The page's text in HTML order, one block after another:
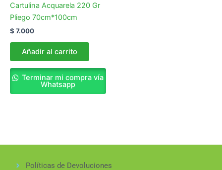
Cartulina Acquarela 220 Gr
Pliego 70cm*100cm
$ 7.000
Añadir al carrito
Terminar mi compra vía
Whatsapp
Políticas de Devoluciones